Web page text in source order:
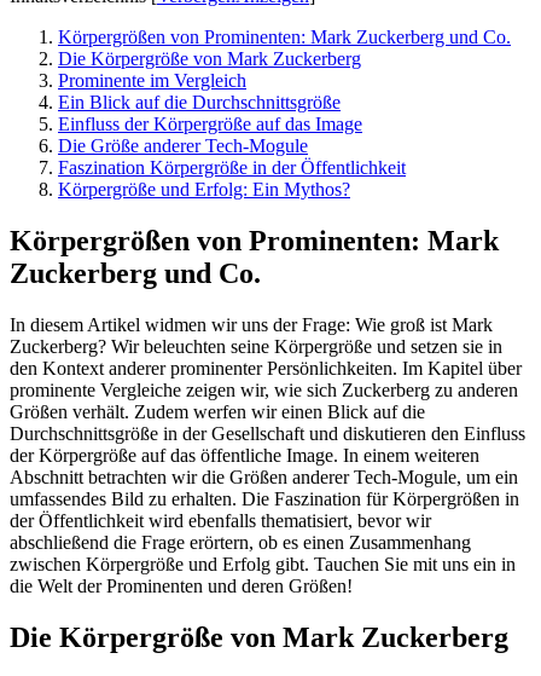
Körpergrößen von Prominenten: Mark Zuckerberg und Co.
Die Körpergröße von Mark Zuckerberg
Prominente im Vergleich
Ein Blick auf die Durchschnittsgröße
Einfluss der Körpergröße auf das Image
Die Größe anderer Tech-Mogule
Faszination Körpergröße in der Öffentlichkeit
Körpergröße und Erfolg: Ein Mythos?
Körpergrößen von Prominenten: Mark
Zuckerberg und Co.
In diesem Artikel widmen wir uns der Frage: Wie groß ist Mark
Zuckerberg? Wir beleuchten seine Körpergröße und setzen sie in
den Kontext anderer prominenter Persönlichkeiten. Im Kapitel über
prominente Vergleiche zeigen wir, wie sich Zuckerberg zu anderen
Größen verhält. Zudem werfen wir einen Blick auf die
Durchschnittsgröße in der Gesellschaft und diskutieren den Einfluss
der Körpergröße auf das öffentliche Image. In einem weiteren
Abschnitt betrachten wir die Größen anderer Tech-Mogule, um ein
umfassendes Bild zu erhalten. Die Faszination für Körpergrößen in
der Öffentlichkeit wird ebenfalls thematisiert, bevor wir
abschließend die Frage erörtern, ob es einen Zusammenhang
zwischen Körpergröße und Erfolg gibt. Tauchen Sie mit uns ein in
die Welt der Prominenten und deren Größen!
Die Körpergröße von Mark Zuckerberg